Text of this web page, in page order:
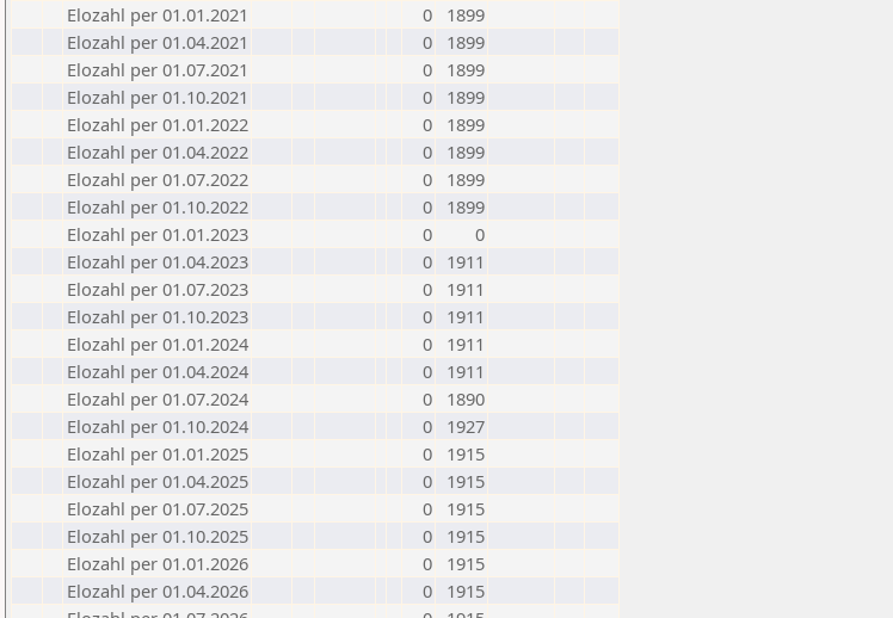
Elozahl per 01.01.2021
0
1899
Elozahl per 01.04.2021
0
1899
Elozahl per 01.07.2021
0
1899
Elozahl per 01.10.2021
0
1899
Elozahl per 01.01.2022
0
1899
Elozahl per 01.04.2022
0
1899
Elozahl per 01.07.2022
0
1899
Elozahl per 01.10.2022
0
1899
Elozahl per 01.01.2023
0
0
Elozahl per 01.04.2023
0
1911
Elozahl per 01.07.2023
0
1911
Elozahl per 01.10.2023
0
1911
Elozahl per 01.01.2024
0
1911
Elozahl per 01.04.2024
0
1911
Elozahl per 01.07.2024
0
1890
Elozahl per 01.10.2024
0
1927
Elozahl per 01.01.2025
0
1915
Elozahl per 01.04.2025
0
1915
Elozahl per 01.07.2025
0
1915
Elozahl per 01.10.2025
0
1915
Elozahl per 01.01.2026
0
1915
Elozahl per 01.04.2026
0
1915